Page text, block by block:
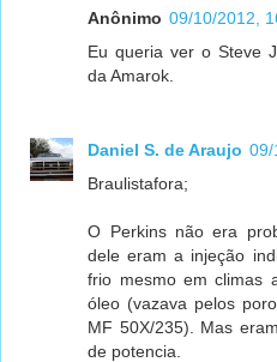
Anônimo 09/10/2012,
Eu queria ver o Steve
da Amarok.
Daniel S. de Araujo
Braulistafora;
O Perkins não era
dele eram a injeção
frio mesmo em climas
óleo (vazava pelos
MF 50X/235). Mas
de potencia.